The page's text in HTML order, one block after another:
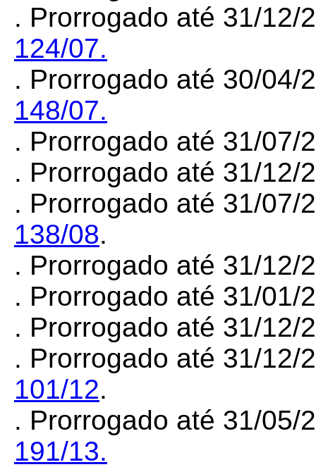
. Prorrogado até 31/12/
124/07.
. Prorrogado até 30/04/
148/07.
. Prorrogado até 31/
. Prorrogado até 31/
. Prorrogado até 31/07/
138/08.
. Prorrogado até 31/
. Prorrogado até 31/
. Prorrogado até 31/12/
. Prorrogado até 31/12/
101/12.
. Prorrogado até 31/05/
191/13.